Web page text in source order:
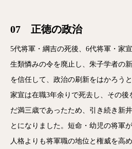
07 正徳の政治
5代将軍・綱吉の死後、6代将軍・家
生類憐みの令を廃止し、朱子学者の
を信任して、政治の刷新をはかろう
家宣は在職3年余りで死去し、その後
だ満三歳であったため、引き続き新
とになりました。短命・幼児の将軍
人格よりも将軍職の地位と権威を高